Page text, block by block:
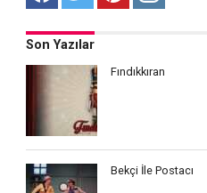
Son Yazılar
Fındıkkıran
Bekçi İle Postacı